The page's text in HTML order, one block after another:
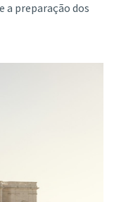
a preparação dos